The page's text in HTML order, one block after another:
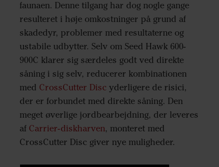
faunaen. Denne tilgang har dog nogle gange
resulteret i høje omkostninger på grund af
skadedyr, problemer med resultaterne og
ustabile udbytter. Selv om Seed Hawk 600-
900C klarer sig særdeles godt ved direkte
såning i sig selv, reducerer kombinationen
med CrossCutter Disc yderligere de risici,
der er forbundet med direkte såning. Den
meget øverlige jordbearbejdning, der leveres
af Carrier-diskharven, monteret med
CrossCutter Disc giver nye muligheder.